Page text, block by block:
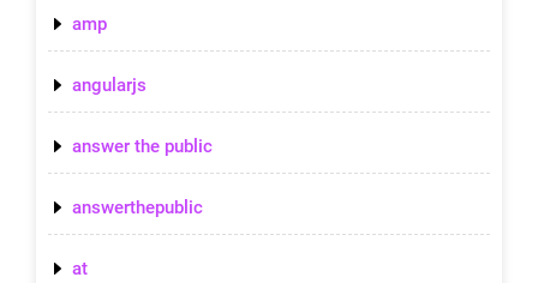
amp
angularjs
answer the public
answerthepublic
at